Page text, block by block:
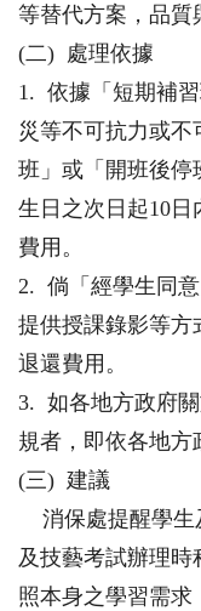
等替代方案，品質
(二) 處理依據
1. 依據「短期補
災等不可抗力或
班」或「開班後停
生日之次日起10
費用。
2. 倘「經學生同意
提供授課錄影等方
退還費用。
3. 如各地方政府
規者，即依各地方
(三) 建議
消保處提醒學生
及技藝考試辦理時
照本身之學習需求